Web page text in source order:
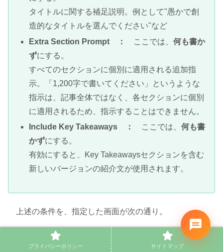
タイトルに関する補足説明。例として"愚かで創
造的なタイトルを選んでください"など
Extra Section Prompt ： ここでは、何も書か
ずにする。
すべてのセクションに個別に適用される追加指
示。「1,200字で書いてください」というような
指示は、記事全体ではなく、各セクションに個別
に適用されるため、指示することはできません。
Include Key Takeaways ： ここでは、何も書
かずにする。
有効にすると、Key Takeawaysセクションを含む
新しいバージョンの紹介文が使用されます。
上述の条件を、指定した画面が次の通り。
プライバシーホリシー サイトマップ